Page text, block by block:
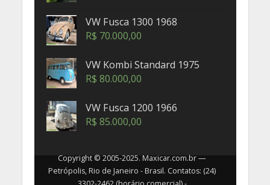
VW Fusca 1300 1968
R$ 70.000,00
VW Kombi Standard 1975
R$ 80.000,00
VW Fusca 1200 1966
R$ 85.000,00
Copyright © 2005-2025. Maxicar.com.br —
Petrópolis, Rio de Janeiro - Brasil. Contatos: (24)